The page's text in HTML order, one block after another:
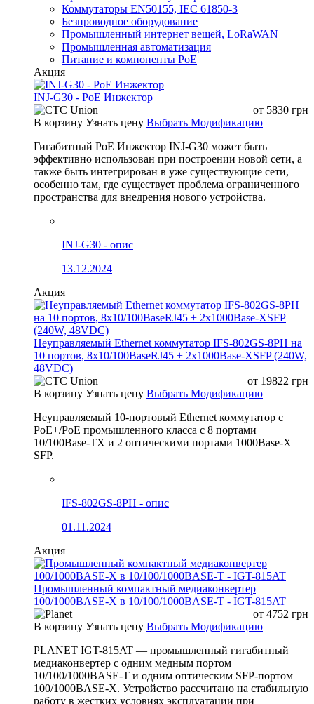
Коммутаторы EN50155, IEC 61850-3
Безпроводное оборудование
Промышленный интернет вещей, LoRaWAN
Промышленная автоматизация
Питание и компоненты PoE
Акция
INJ-G30 - PoE Инжектор
от 5830 грн
В корзину Узнать цену Выбрать Модификацию
Гигабитный PoE Инжектор INJ-G30 может быть
эффективно использован при построении новой сети, а
также быть интегрирован в уже существующие сети,
особенно там, где существует проблема ограниченного
пространства для внедрения нового устройства.
INJ-G30 - опис
13.12.2024
Акция
Неуправляемый Ethernet коммутатор IFS-802GS-8PH на
10 портов, 8x10/100BaseRJ45 + 2x1000Base-XSFP (240W,
48VDC)
от 19822 грн
В корзину Узнать цену Выбрать Модификацию
Неуправляемый 10-портовый Ethernet коммутатор с
PoE+/PoE промышленного класса с 8 портами
10/100Base-TX и 2 оптическими портами 1000Base-X
SFP.
IFS-802GS-8PH - опис
01.11.2024
Акция
Промышленный компактный медиаконвертер
100/1000BASE-X в 10/100/1000BASE-T - IGT-815AT
от 4752 грн
В корзину Узнать цену Выбрать Модификацию
PLANET IGT-815AT — промышленный гигабитный
медиаконвертер с одним медным портом
10/100/1000BASE-T и одним оптическим SFP-портом
100/1000BASE-X. Устройство рассчитано на стабильную
работу в жестких условиях эксплуатации при